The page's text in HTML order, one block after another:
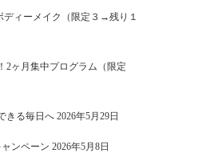
ディーメイク（限定３→残り１
2ヶ月集中プログラム（限定
きる毎日へ 2026年5月29日
ンペーン 2026年5月8日